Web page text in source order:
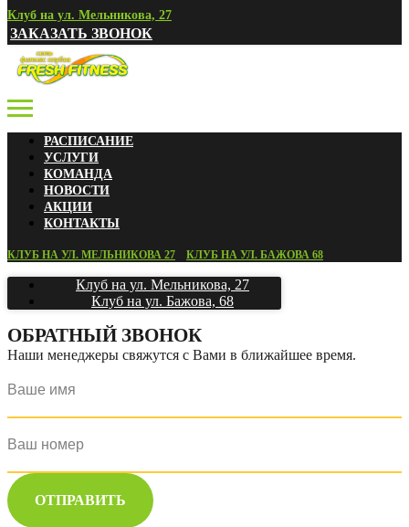
Клуб на ул. Мельникова, 27
ЗАКАЗАТЬ ЗВОНОК
РАСПИСАНИЕ
УСЛУГИ
КОМАНДА
НОВОСТИ
АКЦИИ
КОНТАКТЫ
КЛУБ НА УЛ. МЕЛЬНИКОВА 27 КЛУБ НА УЛ. БАЖОВА 68
Клуб на ул. Мельникова, 27
Клуб на ул. Бажова, 68
ОБРАТНЫЙ ЗВОНОК
Наши менеджеры свяжутся с Вами в ближайшее время.
ОТПРАВИТЬ